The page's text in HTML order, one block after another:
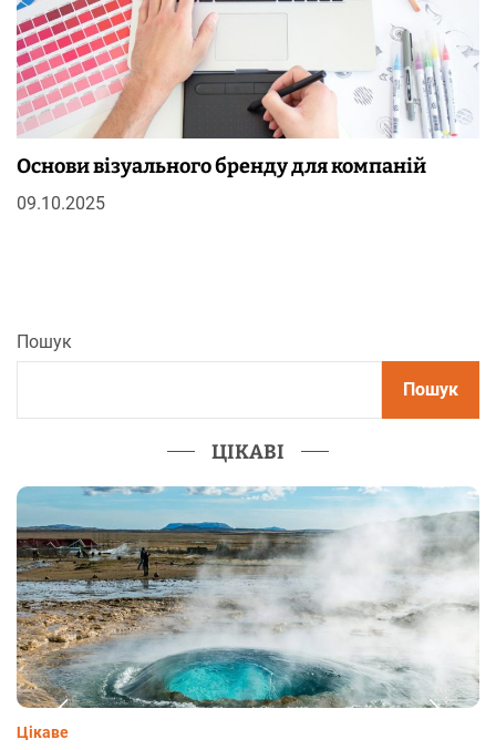
Основи візуального бренду для компаній
09.10.2025
Пошук
Пошук
ЦІКАВІ